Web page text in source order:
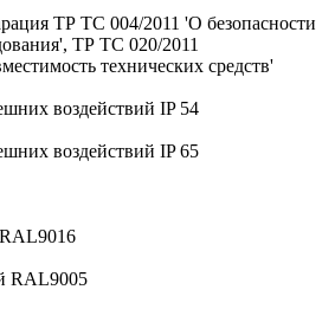
ТР ТС 004/2011 'О безопасности
ТР ТС 020/2011
технических средств'
воздействий IP 54
воздействий IP 65
RAL9005